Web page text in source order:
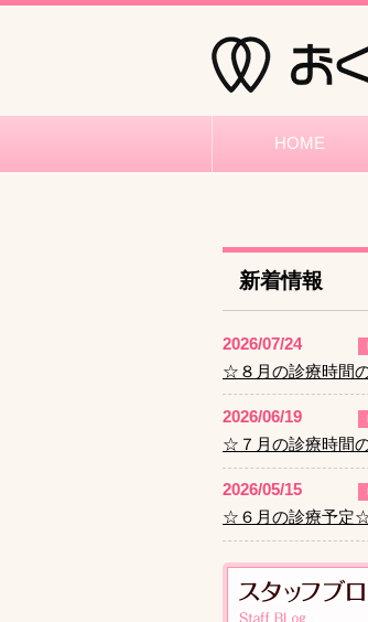
HOME
新着情報
2026/07/24
☆８月の診療時間
2026/06/19
☆７月の診療時間
2026/05/15
☆６月の診療予定